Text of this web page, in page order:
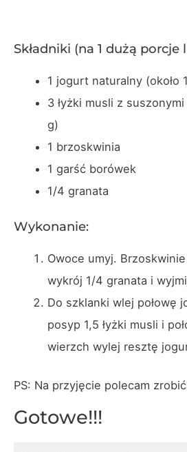
Składniki (na 1 dużą porcje
1 jogurt naturalny (około
3 łyżki musli z
g)
1 brzoskwinia
1 garść borówek
1/4 granata
Wykonanie:
Owoce umyj.
wykrój 1/4 granata i
Do szklanki wlej połowę
posyp 1,5 łyżki musli i
wierzch wylej resztę
PS: Na przyjęcie polecam
Gotowe!!!